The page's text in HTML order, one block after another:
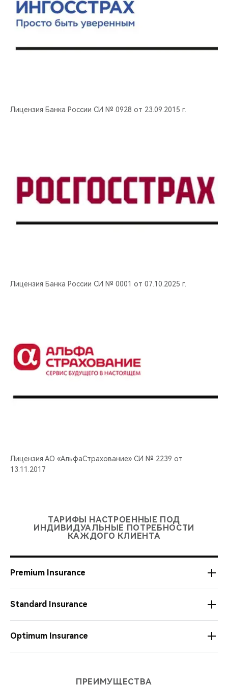
Лицензия Банка России СИ № 0928 от 23.09.2015 г.
Лицензия Банка России СИ № 0001 от 07.10.2025 г.
Лицензия АО «АльфаСтрахование» СИ № 2239 от
13.11.2017
ТАРИФЫ НАСТРОЕННЫЕ ПОД
ИНДИВИДУАЛЬНЫЕ ПОТРЕБНОСТИ
КАЖДОГО КЛИЕНТА
Premium Insurance
клиентов
Возможность обращения без справок (лимит в
Standard Insurance
тотальная гибель и ущерб по любой причине
Optimum Insurance
ПРЕИМУЩЕСТВА